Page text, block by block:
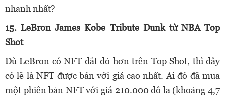
nhanh nhất?
15. LeBron James Kobe Tribute Dunk từ NBA Top
Shot
Dù LeBron có NFT đắt đỏ hơn trên Top Shot, thì đây
có lẽ là NFT được bán với giá cao nhất. Ai đó đã mua
một phiên bản NFT với giá 210.000 đô la (khoảng 4,7